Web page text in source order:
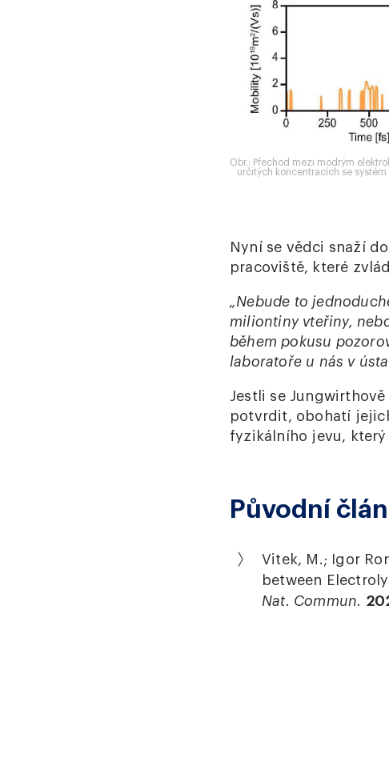
Obr.: Přechod mezi modrým
určitých koncentracích se
Nyní se vědci snaží
pracoviště, které
„Nebude to
miliontiny vteřiny,
během pokusu
laboratoře u nás v
Jestli se
potvrdit, obohatí
fyzikálního jevu,
Původní
Vitek, M.; Igor
between
Nat. Commun.